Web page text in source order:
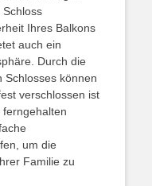
Schloss
Ihres Balkons
auch ein
Durch die
Schlosses können
verschlossen ist
um die
Familie zu